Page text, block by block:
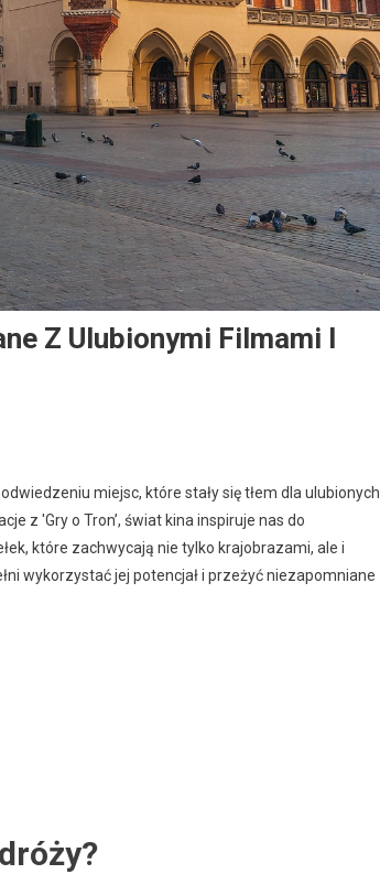
Z Ulubionymi Filmami I
miejsc, które stały się tłem dla ulubionych
z 'Gry o Tron’, świat kina inspiruje nas do
które zachwycają nie tylko krajobrazami, ale i
wykorzystać jej potencjał i przeżyć niezapomniane